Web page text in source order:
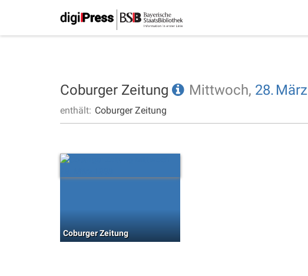
Coburger Zeitung Mittwoch, 28. März
enthält: Coburger Zeitung
Coburger Zeitung